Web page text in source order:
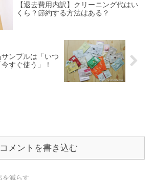
【退去費用内訳】クリーニング代はい
くら？節約する方法はある？
ンプルは「いつ
すぐ使う」！
コメントを書き込む
を減らす